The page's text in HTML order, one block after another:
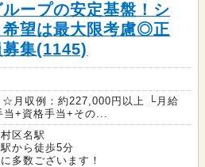
ループの安定基盤！シ
希望は最大限考慮◎正
募集(1145)
☆月収例：約227,000円以上 └月給
当+資格手当+その...
区名駅
から徒歩5分
多数ございます！